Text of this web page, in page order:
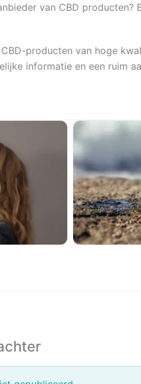
van CBD
producten van hoge
informatie en een ruim